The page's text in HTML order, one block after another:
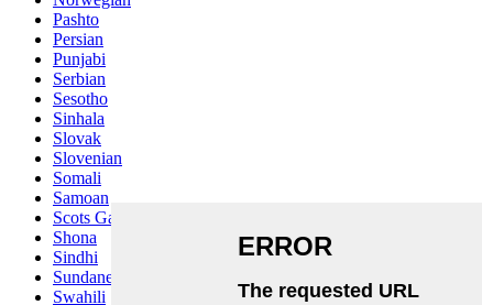
Pashto
Persian
Punjabi
Serbian
Sesotho
Sinhala
Slovak
Slovenian
Somali
Samoan
Scots Gaelic
Shona
Sindhi
Sundanese
Swahili